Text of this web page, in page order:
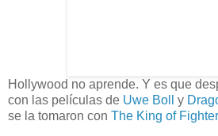
Hollywood no aprende. Y es que
con las películas de Uwe Boll y
se la tomaron con The King of